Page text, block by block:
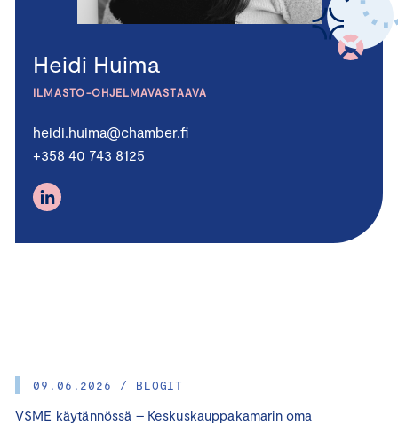
09.06.2026 / BLOGIT
VSME käytännössä – Keskuskauppakamarin oma
Heidi Huima
ILMASTO-OHJELMAVASTAAVA
heidi.huima@chamber.fi
+358 40 743 8125